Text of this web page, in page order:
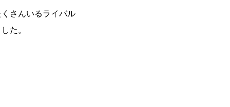
さんいるライバル
た。